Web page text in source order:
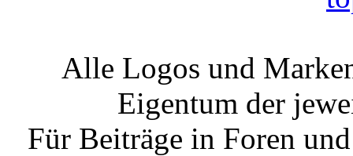
Alle Logos und
Eigentum der
Für Beiträge in Foren